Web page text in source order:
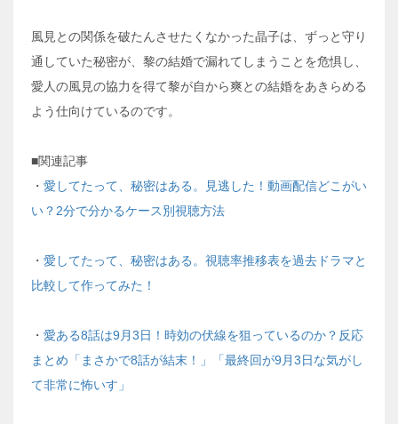
風見との関係を破たんさせたくなかった晶子は、ずっと守り
通していた秘密が、黎の結婚で漏れてしまうことを危惧し、
愛人の風見の協力を得て黎が自から爽との結婚をあきらめる
よう仕向けているのです。
■関連記事
・ 愛してたって、秘密はある。見逃した！動画配信どこがい
い？2分で分かるケース別視聴方法
・ 愛してたって、秘密はある。視聴率推移表を過去ドラマと
比較して作ってみた！
・ 愛ある8話は9月3日！時効の伏線を狙っているのか？反応
まとめ「まさかで8話が結末！」「最終回が9月3日な気がし
て非常に怖いす」